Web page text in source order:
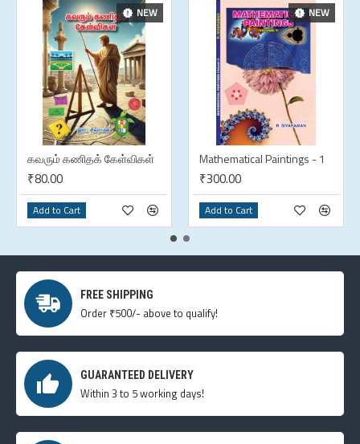
NEW
கவரும் கணிதக் கேள்விகள்
₹80.00
Add to Cart
NEW
Mathematical Paintings - 1
₹300.00
Add to Cart
FREE SHIPPING
Order ₹500/- above to qualify!
GUARANTEED DELIVERY
Within 3 to 5 working days!